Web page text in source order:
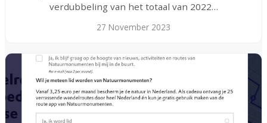
verdubbeling van het totaal van 2022…
27 November 2023